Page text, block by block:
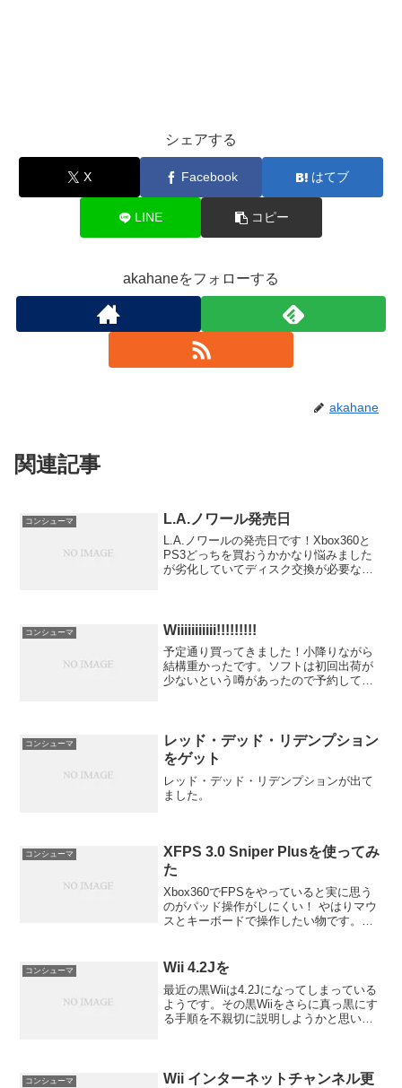
シェアする
X Facebook はてブ
LINE コピー
akahaneをフォローする
akahane
関連記事
コンシューマ L.A.ノワール発売日
L.A.ノワールの発売日です！Xbox360と
PS3どっちを買おうかかなり悩みました
が劣化していてディスク交換が必要な
コンシューマ Wiiiiiiiiiii!!!!!!!!!
予定通り買ってきました！小降りながら
結構重かったです。ソフトは初回出荷が
少ないという噂があったので予約してお
ぼうと思います。い...
コンシューマ
レッド・デッド・リデンプション
をゲット
レッド・デッド・リデンプションが出て
ました。
コンシューマ
XFPS 3.0 Sniper Plusを使ってみ
た
Xbox360でFPSをやっていると実に思う
のがパッド操作がしにくい！ やはりマウ
スとキーボードで操作したい物です。そ
ーラやマウス、キーボードが使...
コンシューマ Wii 4.2Jを
最近の黒Wiiは4.2Jになってしまっている
ようです。その黒Wiiをさらに真っ黒にす
る手順を不親切に説明しようかと思いま
コンシューマ
Wii インターネットチャンネル更